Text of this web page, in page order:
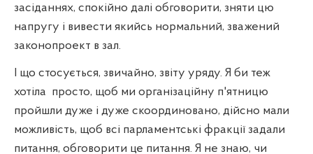
засіданнях, спокійно далі обговорити, зняти цю
напругу і вивести якийсь нормальний, зважений
законопроект в зал.
І що стосується, звичайно, звіту уряду. Я би теж
хотіла просто, щоб ми організаційну п'ятницю
пройшли дуже і дуже скоординовано, дійсно мали
можливість, щоб всі парламентські фракції задали
питання, обговорити це питання. Я не знаю, чи